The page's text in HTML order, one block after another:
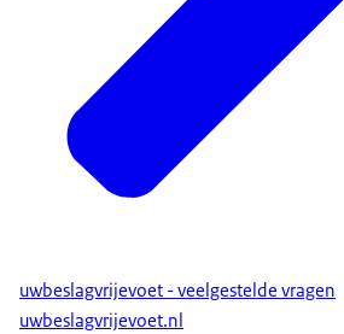
uwbeslagvrijevoet - veelgestelde vragen
uwbeslagvrijevoet.nl